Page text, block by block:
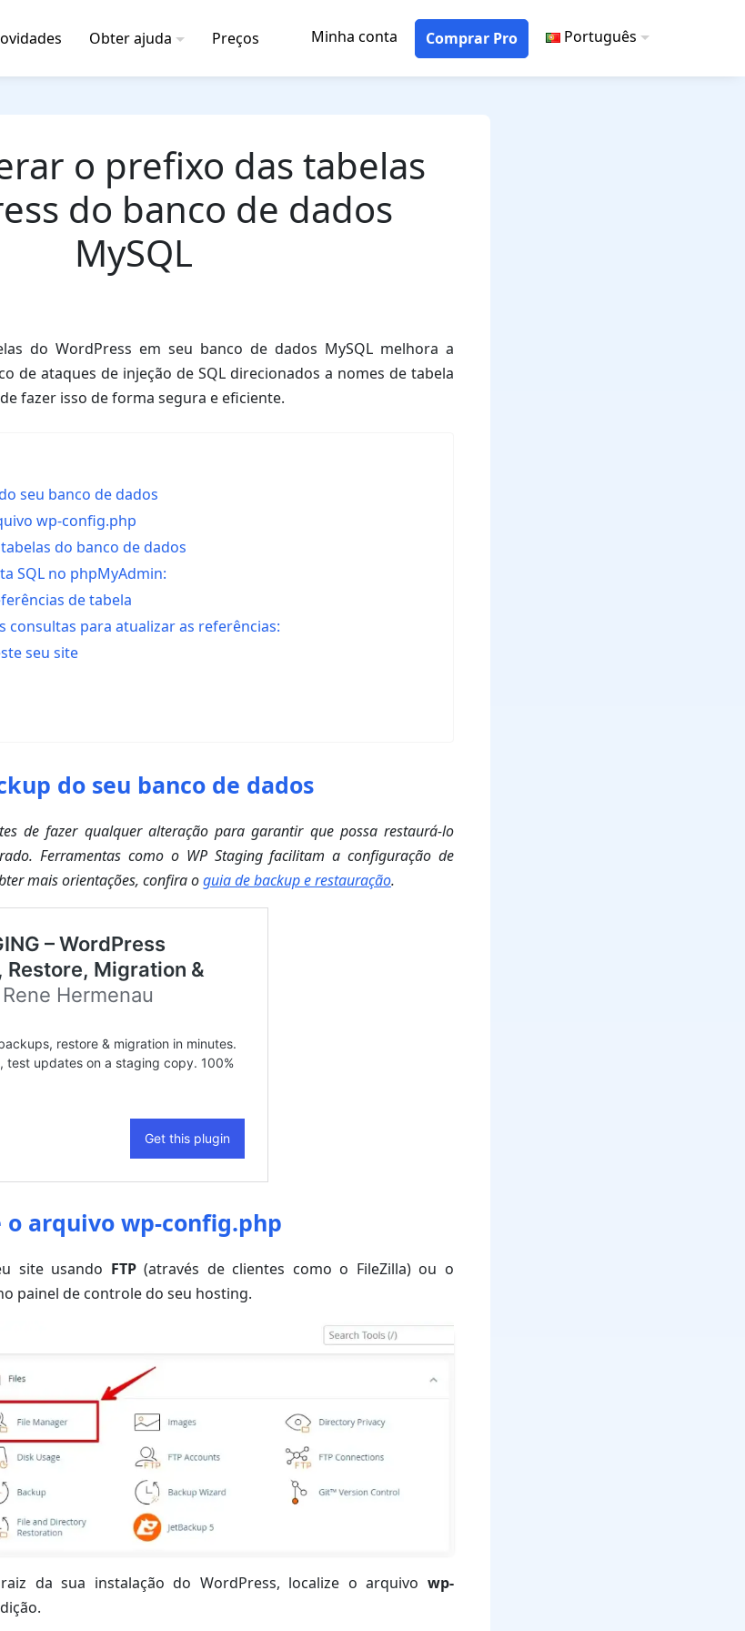
Obter ajuda Preços Minha conta Comprar Pro Português
o prefixo das tabelas
do banco de dados
MySQL
do WordPress em seu banco de dados MySQL melhora a
de ataques de injeção de SQL direcionados a nomes de tabela
fazer isso de forma segura e eficiente.
seu banco de dados
wp-config.php
do banco de dados
SQL no phpMyAdmin:
de tabela
consultas para atualizar as referências:
seu site
do seu banco de dados
de fazer qualquer alteração para garantir que possa restaurá-lo
Ferramentas como o WP Staging facilitam a configuração de
mais orientações, confira oguia de backup e restauração.
o arquivo wp-config.php
site usando FTP(através de clientes como o FileZilla) ou o
painel de controle do seu hosting.
da sua instalação do WordPress, localize o arquivo wp-